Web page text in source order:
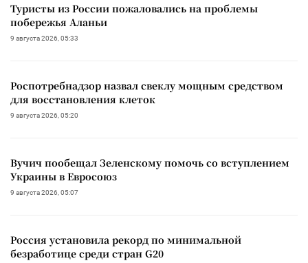
Туристы из России пожаловались на проблемы
побережья Аланьи
9 августа 2026, 05:33
Роспотребнадзор назвал свеклу мощным средством
для восстановления клеток
9 августа 2026, 05:20
Вучич пообещал Зеленскому помочь со вступлением
Украины в Евросоюз
9 августа 2026, 05:07
Россия установила рекорд по минимальной
безработице среди стран G20